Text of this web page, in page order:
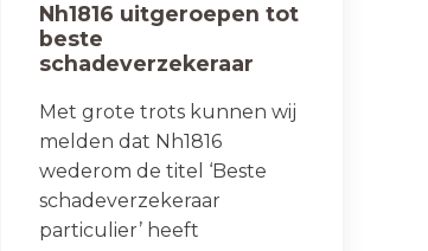
Nh1816 uitgeroepen tot
beste
schadeverzekeraar
Met grote trots kunnen wij
melden dat Nh1816
wederom de titel ‘Beste
schadeverzekeraar
particulier’ heeft